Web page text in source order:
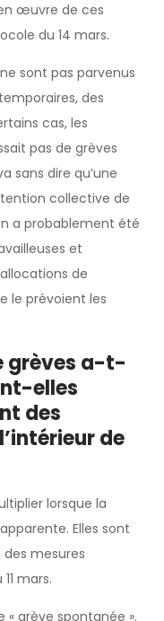
œuvre de ces
du 14 mars.
sont pas parvenus
des
cas, les
pas de grèves
sans dire qu’une
collective de
a probablement été
et
de
le prévoient les
grèves a-t-
elles
des
de
lorsque la
Elles sont
mesures
mars.
« grève spontanée ».